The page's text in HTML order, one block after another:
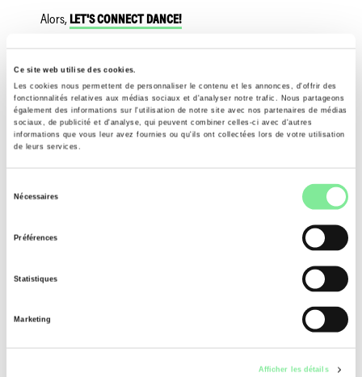
Ce site web utilise des cookies.
Les cookies nous permettent de personnaliser le contenu et les annonces, d'offrir des
fonctionnalités relatives aux médias sociaux et d'analyser notre trafic. Nous partageons
également des informations sur l'utilisation de notre site avec nos partenaires de médias
sociaux, de publicité et d'analyse, qui peuvent combiner celles-ci avec d'autres
informations que vous leur avez fournies ou qu'ils ont collectées lors de votre utilisation
de leurs services.
Nécessaires
Préférences
Statistiques
Marketing
Afficher les détails
Alors, LET'S CONNECT DANCE!
grâce à une nouvelle plateforme destinée aux danseurs et
chorégraphes.
Vous pouvez y gagner en visibilité, nouer des contacts et
vous présenter de manière professionnelle.
présenter votre travail, vos projets et vos compétences.
Trouvez de nouveaux contacts, des emplois et des
collaborations - ou faites-vous remarquer. Vous pouvez
• Une carte de visite numérique pour votre présentation
professionnelle
danse suisse
En tant qu'association, Danse Suisse renforce les échanges